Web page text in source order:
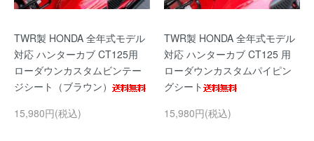
TWR製 HONDA 全年式モデル
対応 ハンターカブ CT125用
ローダウンカスタムビンテー
ジシート（ブラウン）
15,980円(税込)
TWR製 HONDA 全年式モデル
対応 ハンターカブ CT125 用
ローダウンカスタムパイピン
グシート
15,980円(税込)